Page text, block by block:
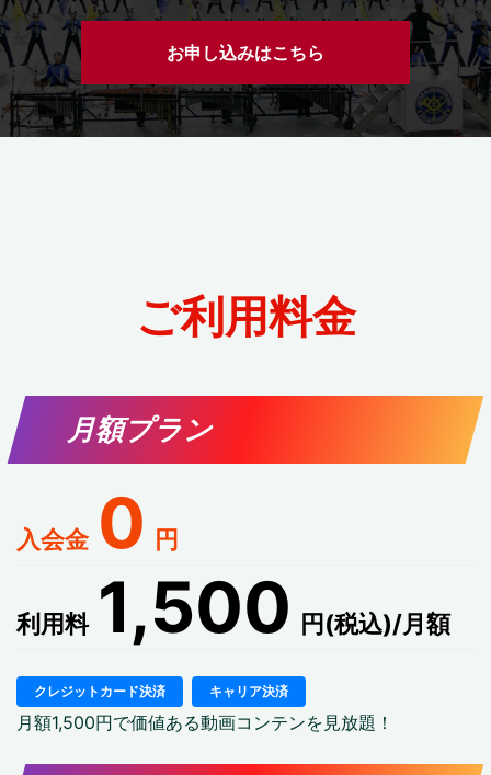
お申し込みはこちら
ご利用料金
月額プラン
入会金 0 円
利用料 1,500 円(税込)/月額
クレジットカード決済 キャリア決済
月額1,500円で価値ある動画コンテンを見放題！